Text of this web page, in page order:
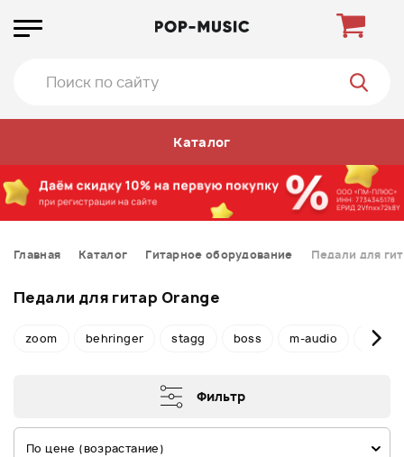
Каталог
Главная Каталог Гитарное оборудование Педали для
Педали для гитар Orange
zoom behringer stagg boss m-audio
Фильтр
По цене (возрастание)